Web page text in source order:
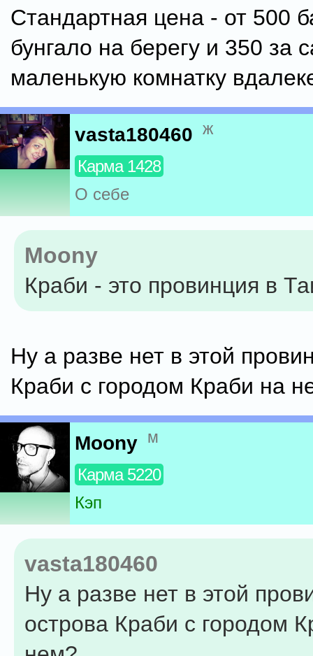
Стандартная цена - от 500
бунгало на берегу и 350 за
маленькую комнатку
vasta180460 ж
Карма 1428
О себе
Moony
Краби - это провинция в
Ну а разве нет в этой
Краби с городом Краби на
Moony м
Карма 5220
Кэп
vasta180460
Ну а разве нет в этой
острова Краби с городом